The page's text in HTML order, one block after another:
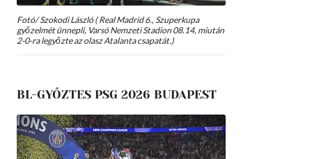
Fotó/ Szokodi László ( Real Madrid 6., Szuperkupa
győzelmét ünnepli, Varsó Nemzeti Stadion 08.14, miután
2-0-ra legyőzte az olasz Atalanta csapatát.)
BL-GYŐZTES PSG 2026 BUDAPEST